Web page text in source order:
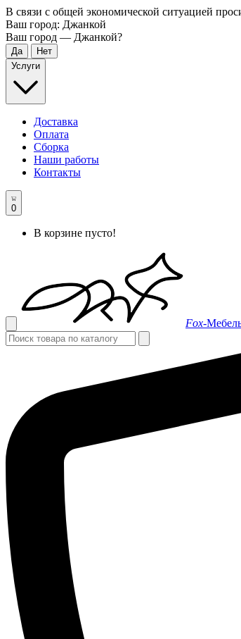
В связи с общей экономической ситуацией
Ваш город: Джанкой
Ваш город — Джанкой?
Услуги
Доставка
Оплата
Сборка
Наши работы
Контакты
0
В корзине пусто!
Fox-